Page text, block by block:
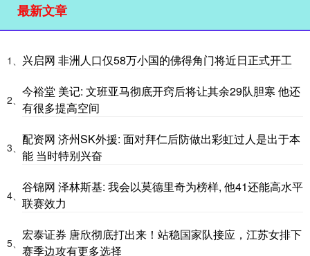
最新文章
1、 兴启网 非洲人口仅58万小国的佛得角门将近日正式开工
2、
今裕堂 美记: 文班亚马彻底开窍后将让其余29队胆寒 他还
有很多提高空间
3、
配资网 济州SK外援: 面对拜仁后防做出彩虹过人是出于本
能 当时特别兴奋
4、
谷锦网 泽林斯基: 我会以莫德里奇为榜样, 他41还能高水平
联赛效力
5、
宏泰证券 唐欣彻底打出来！站稳国家队接应，江苏女排下
赛季边攻有更多选择